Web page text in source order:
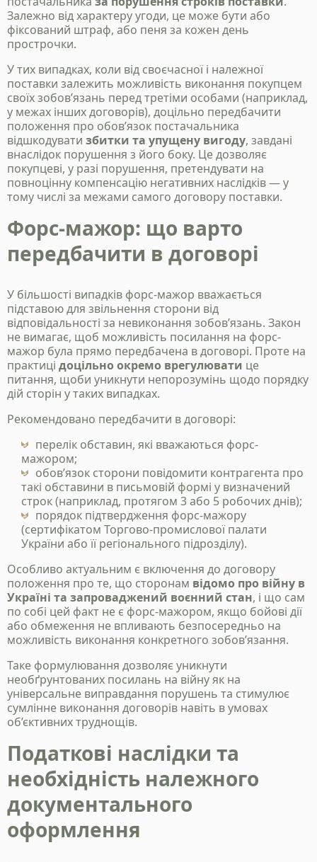
Залежно від характеру угоди, це може бути або
фіксований штраф, або пеня за кожен день
прострочки.
У тих випадках, коли від своєчасної і належної
поставки залежить можливість виконання покупцем
своїх зобов’язань перед третіми особами (наприклад,
у межах інших договорів), доцільно передбачити
положення про обов’язок постачальника
відшкодувати збитки та упущену вигоду, завдані
внаслідок порушення з його боку. Це дозволяє
покупцеві, у разі порушення, претендувати на
повноцінну компенсацію негативних наслідків — у
тому числі за межами самого договору поставки.
Форс-мажор: що варто
передбачити в договорі
У більшості випадків форс-мажор вважається
підставою для звільнення сторони від
відповідальності за невиконання зобов’язань. Закон
не вимагає, щоб можливість посилання на форс-
мажор була прямо передбачена в договорі. Проте на
практиці доцільно окремо врегулювати це
питання, щоби уникнути непорозумінь щодо порядку
дій сторін у таких випадках.
Рекомендовано передбачити в договорі:
перелік обставин, які вважаються форс-
мажором;
обов’язок сторони повідомити контрагента про
такі обставини в письмовій формі у визначений
строк (наприклад, протягом 3 або 5 робочих днів);
порядок підтвердження форс-мажору
(сертифікатом Торгово-промислової палати
України або її регіонального підрозділу).
Особливо актуальним є включення до договору
положення про те, що сторонам відомо про війну в
Україні та запроваджений воєнний стан, і що сам
по собі цей факт не є форс-мажором, якщо бойові дії
або обмеження не впливають безпосередньо на
можливість виконання конкретного зобов’язання.
Таке формулювання дозволяє уникнути
необґрунтованих посилань на війну як на
універсальне виправдання порушень та стимулює
сумлінне виконання договорів навіть в умовах
об’єктивних труднощів.
Податкові наслідки та
необхідність належного
документального
оформлення